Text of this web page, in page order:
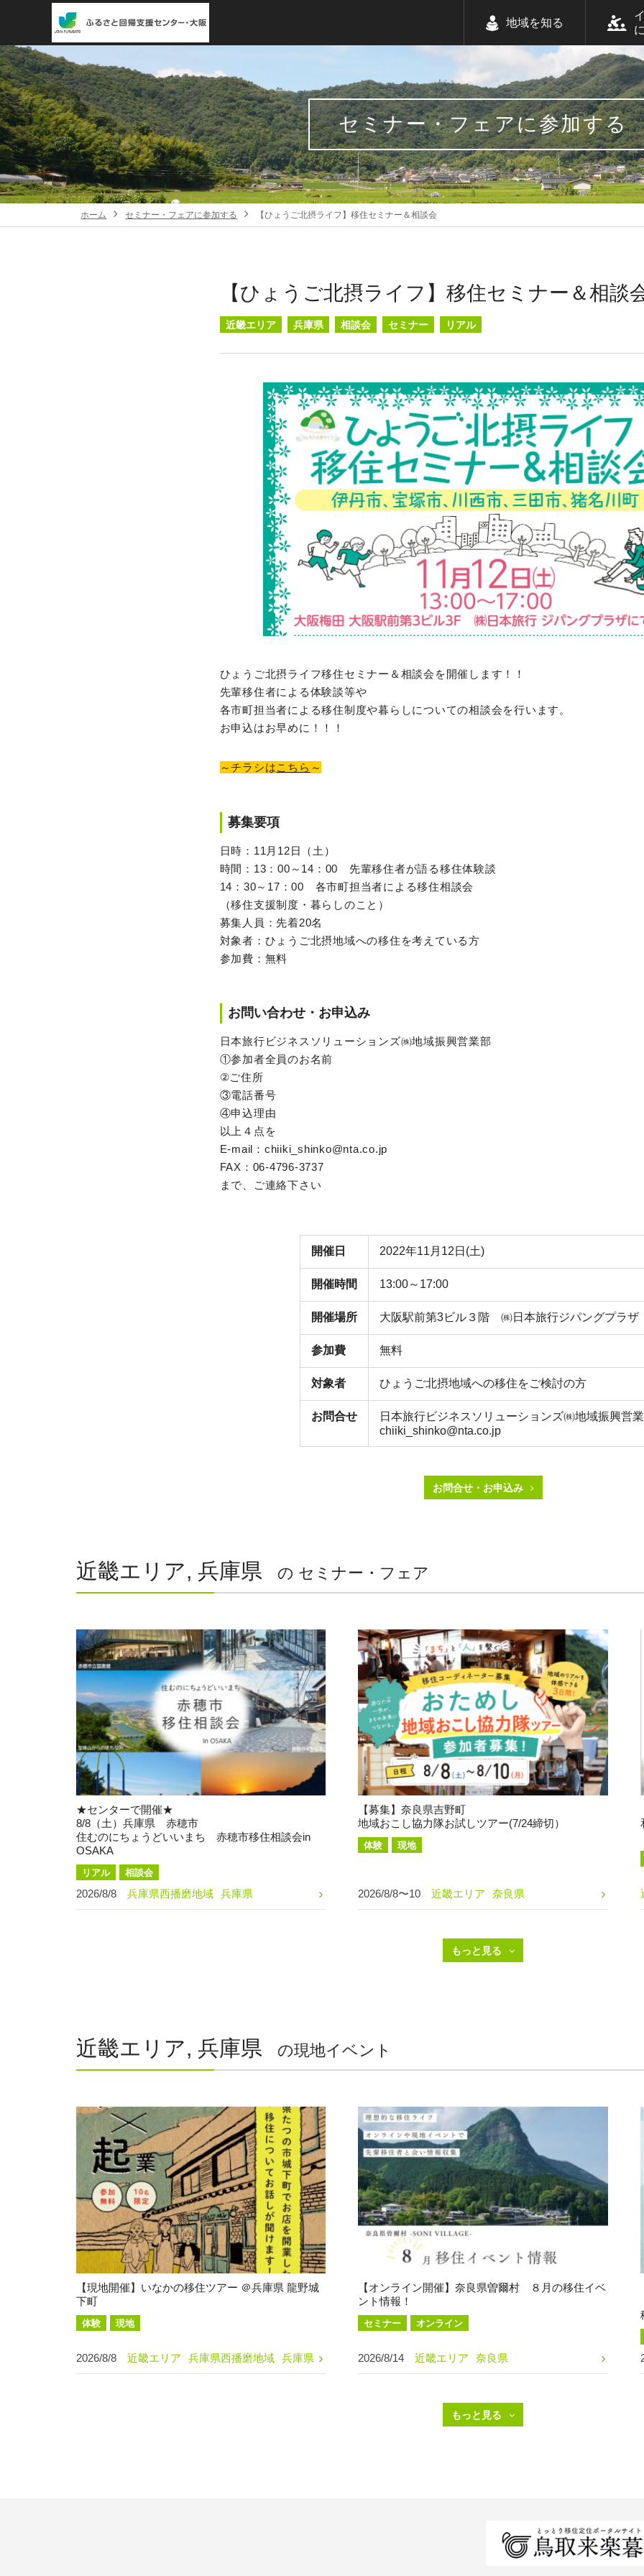
地域を知る
セミナー・フェアに参加する
ホーム セミナー・フェアに参加する 【ひょうご北摂ライフ】移住セミナー＆相談会
【ひょうご北摂ライフ】移住セミナー＆相談
近畿エリア 兵庫県 相談会 セミナー リアル
ひょうご北摂ライフ移住セミナー＆相談会を開催します！！
先輩移住者による体験談等や
各市町担当者による移住制度や暮らしについての相談会を行います。
お申込はお早めに！！！
～チラシはこちら ～
募集要項
日時：11月12日（土）
時間：13：00～14：00 先輩移住者が語る移住体験談
14：30～17：00 各市町担当者による移住相談会
（移住支援制度・暮らしのこと）
募集人員：先着20名
対象者：ひょうご北摂地域への移住を考えている方
参加費：無料
お問い合わせ・お申込み
日本旅行ビジネスソリューションズ㈱地域振興営業部
①参加者全員のお名前
②ご住所
③電話番号
④申込理由
以上４点を
E-mail：chiiki_shinko@nta.co.jp
FAX：06-4796-3737
まで、ご連絡下さい
開催日 2022年11月12日(土)
開催時間 13:00～17:00
開催場所 大阪駅前第3ビル３階 ㈱日本旅行ジパングプラザ
参加費 無料
対象者 ひょうご北摂地域への移住をご検討の方
お問合せ
日本旅行ビジネスソリューションズ㈱地域振興営
chiiki_shinko@nta.co.jp
お問合せ・お申込み
近畿エリア, 兵庫県 の セミナー・フェア
★センターで開催★
8/8（土）兵庫県 赤穂市
住むのにちょうどいいまち 赤穂市移住相談会in
OSAKA
リアル 相談会
2026/8/8 兵庫県西播磨地域 兵庫県
【募集】奈良県吉野町
地域おこし協力隊お試しツアー(7/24締切）
体験 現地
2026/8/8〜10 近畿エリア 奈良県
近畿エリア, 兵庫県 の現地イベント
【現地開催】いなかの移住ツアー ＠兵庫県 龍野城
下町
体験 現地
2026/8/8 近畿エリア 兵庫県西播磨地域 兵庫県
【オンライン開催】奈良県曽爾村 ８月の移住イベ
ント情報！
セミナー オンライン
2026/8/14 近畿エリア 奈良県